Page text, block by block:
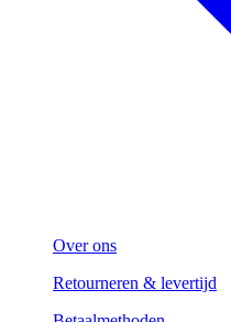
Over ons
Retourneren & levertijd